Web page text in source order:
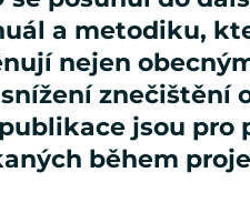
a metodiku,
nejen
znečištění
jsou pro
během